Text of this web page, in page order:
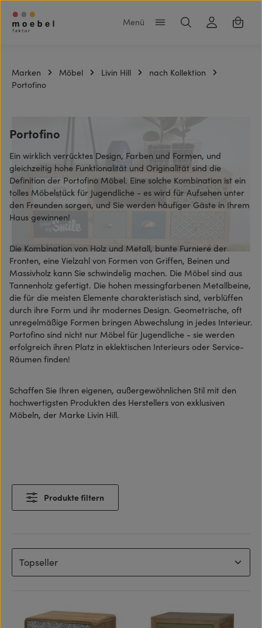
Zum Hauptinhalt springen
Marken Möbel Livin Hill
nach Kollektion
Portofino
Portofino
Ein wirklich verrücktes Design, Farben und Formen, und
gleichzeitig hohe Funktionalität und Originalität sind die
Definition der Portofino Möbel. Eine solche Kombination ist ein
tolles Möbelstück für Jugendliche - es wird für Aufsehen unter
den Freunden sorgen, und Sie werden häufiger Gäste in Ihrem
Haus gewinnen!
Die Kombination von Holz und Metall, bunte Furniere der
Fronten, eine Vielzahl von Formen von Griffen, Beinen und
Massivholz kann Sie schwindelig machen. Die Möbel sind aus
Tannenholz gefertigt. Die hohen messingfarbenen Metallbeine,
die für die meisten Elemente charakteristisch sind, verblüffen
durch ihre Form und ihr modernes Design. Geometrische, oft
unregelmäßige Formen bringen Abwechslung in jedes Interieur.
Portofino sind nicht nur Möbel für Jugendliche - sie werden
erfolgreich ihren Platz in eklektischen Interieurs oder Service-
Räumen finden!
Schaffen Sie Ihren eigenen, außergewöhnlichen Stil mit den
hochwertigsten Produkten des Herstellers von exklusiven
Möbeln, der Marke Livin Hill.
Produkte filtern